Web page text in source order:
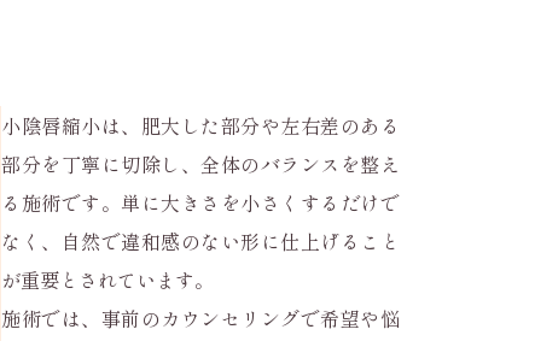
小陰唇縮小は、肥大した部分や左右差のある
部分を丁寧に切除し、全体のバランスを整え
る施術です。単に大きさを小さくするだけで
なく、自然で違和感のない形に仕上げること
が重要とされています。
施術では、事前のカウンセリングで希望や悩